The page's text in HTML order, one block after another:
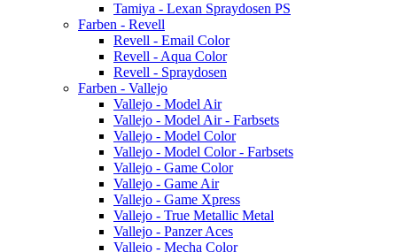
Tamiya - Lexan Spraydosen PS
Farben - Revell
Revell - Email Color
Revell - Aqua Color
Revell - Spraydosen
Farben - Vallejo
Vallejo - Model Air
Vallejo - Model Air - Farbsets
Vallejo - Model Color
Vallejo - Model Color - Farbsets
Vallejo - Game Color
Vallejo - Game Air
Vallejo - Game Xpress
Vallejo - True Metallic Metal
Vallejo - Panzer Aces
Vallejo - Mecha Color